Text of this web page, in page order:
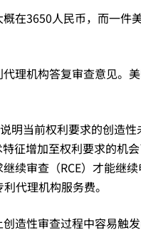
在3650人民币，而一件
理机构答复审查意见。
明当前权利要求的创造
征增加至权利要求的机
续审查（RCE）才能继
代理机构服务费。
造性审查过程中容易触发